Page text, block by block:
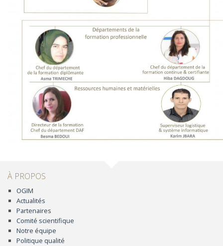
À PROPOS
OGIM
Actualités
Partenaires
Comité scientifique
Notre équipe
Politique qualité